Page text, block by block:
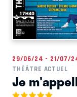
29/06/24 - 21/07/
THÉÂTRE ACTUEL
Je